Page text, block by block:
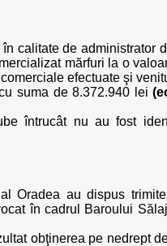
calitate de administrator
mărfuri la o
efectuate şi
suma de 8.372.940 lei
întrucât nu au fost
Oradea au dispus
în cadrul Baroului
obţinerea pe nedrept